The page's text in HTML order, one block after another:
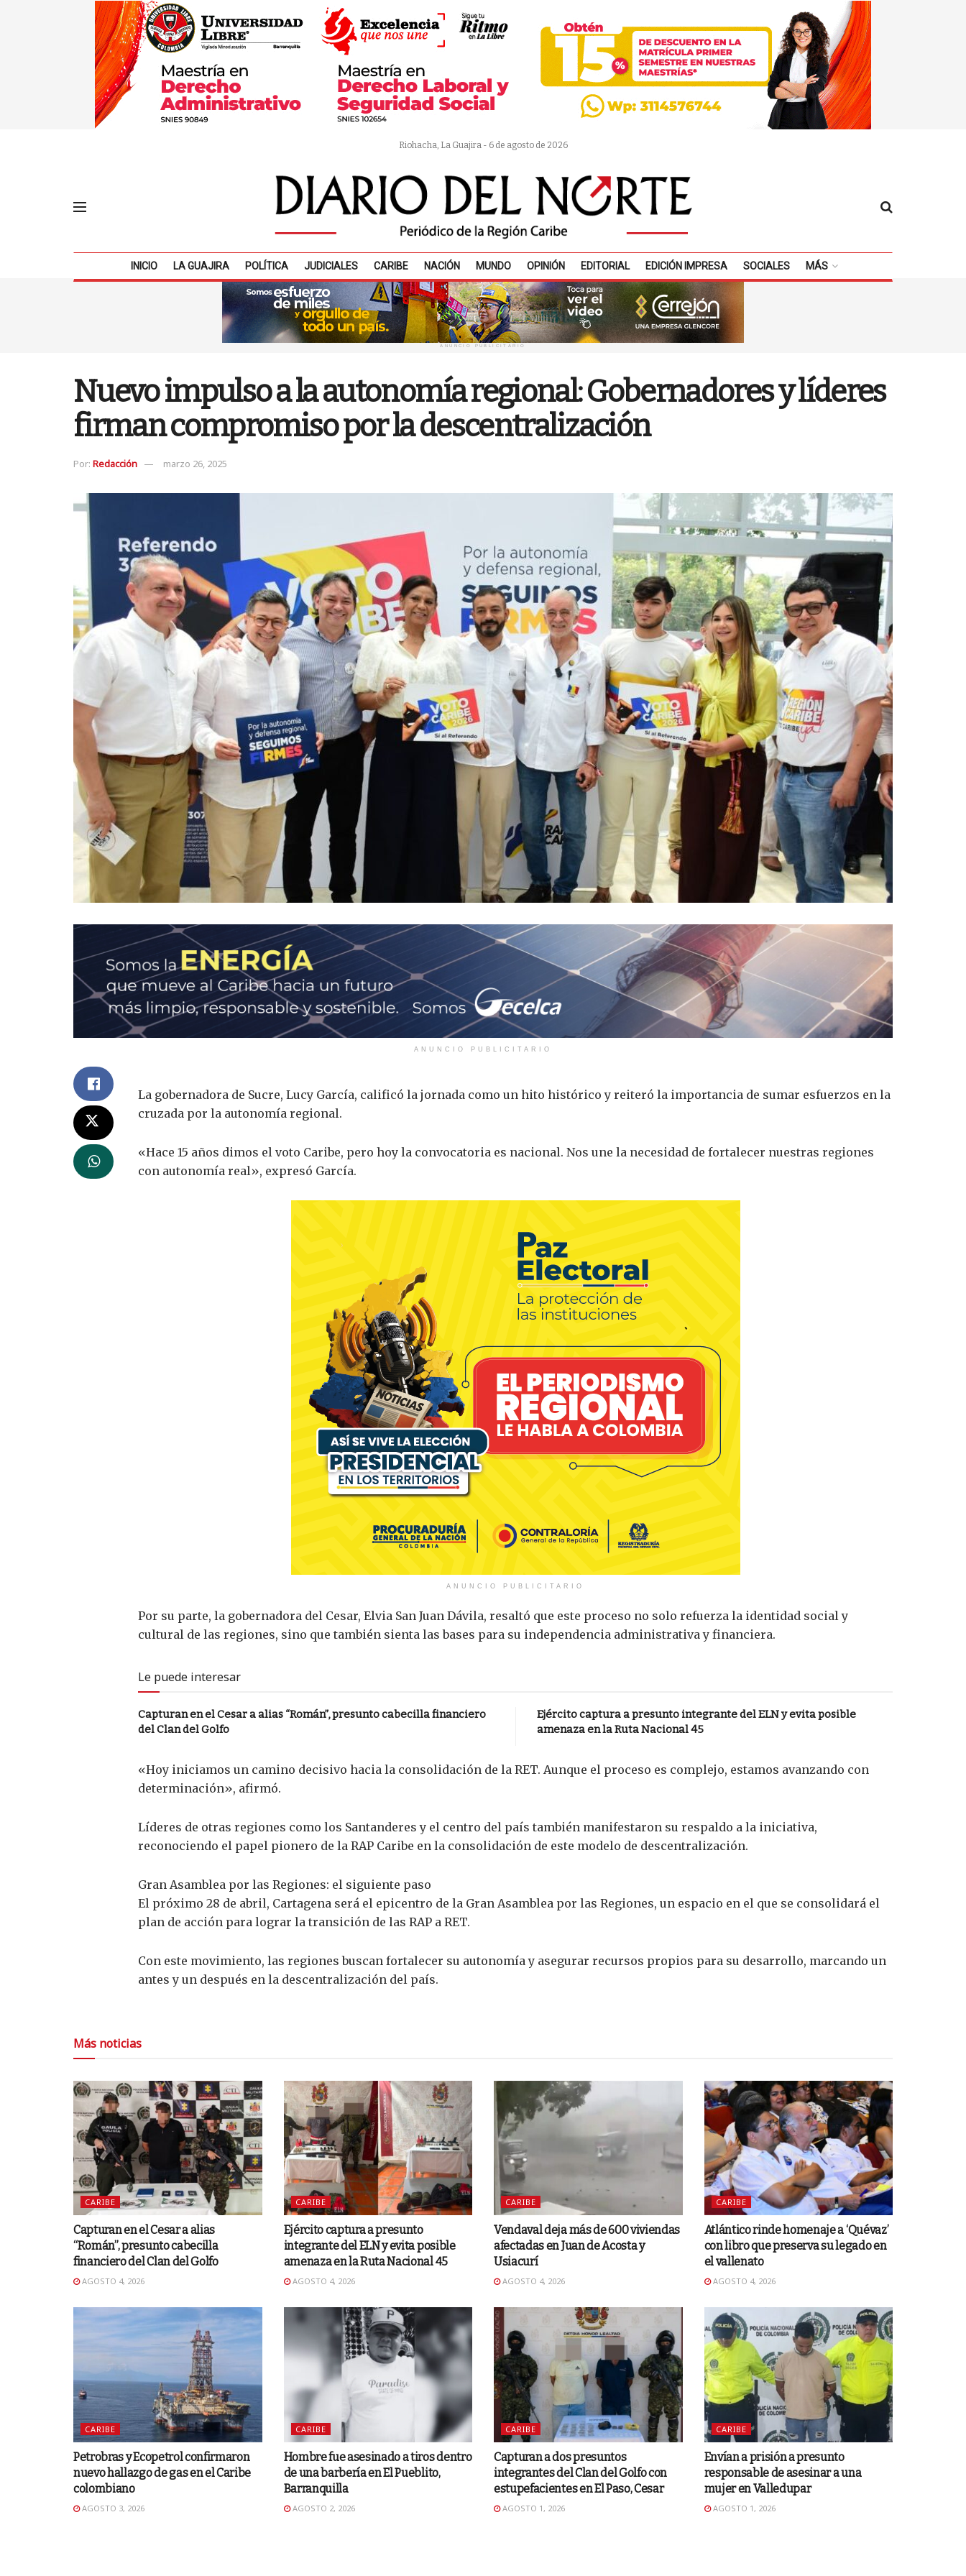
Riohacha, La Guajira - 6 de agosto de 2026
INICIO LA GUAJIRA POLÍTICA JUDICIALES CARIBE NACIÓN MUNDO OPINIÓN EDITORIAL EDICIÓN IMPRESA SOCIALES MÁS
ANUNCIO PUBLICITARIO
Nuevo impulso a la autonomía regional: Gobernadores y líderes
firman compromiso por la descentralización
Por: Redacción marzo 26, 2025
ANUNCIO PUBLICITARIO
La gobernadora de Sucre, Lucy García, calificó la jornada como un hito histórico y reiteró la importancia de sumar esfuerzos en la
cruzada por la autonomía regional.
«Hace 15 años dimos el voto Caribe, pero hoy la convocatoria es nacional. Nos une la necesidad de fortalecer nuestras regiones
con autonomía real», expresó García.
ANUNCIO PUBLICITARIO
Por su parte, la gobernadora del Cesar, Elvia San Juan Dávila, resaltó que este proceso no solo refuerza la identidad social y
cultural de las regiones, sino que también sienta las bases para su independencia administrativa y financiera.
Le puede interesar
Capturan en el Cesar a alias “Román”, presunto cabecilla financiero
del Clan del Golfo
Ejército captura a presunto integrante del ELN y evita posible
amenaza en la Ruta Nacional 45
«Hoy iniciamos un camino decisivo hacia la consolidación de la RET. Aunque el proceso es complejo, estamos avanzando con
determinación», afirmó.
Líderes de otras regiones como los Santanderes y el centro del país también manifestaron su respaldo a la iniciativa,
reconociendo el papel pionero de la RAP Caribe en la consolidación de este modelo de descentralización.
Gran Asamblea por las Regiones: el siguiente paso
El próximo 28 de abril, Cartagena será el epicentro de la Gran Asamblea por las Regiones, un espacio en el que se consolidará el
plan de acción para lograr la transición de las RAP a RET.
Con este movimiento, las regiones buscan fortalecer su autonomía y asegurar recursos propios para su desarrollo, marcando un
antes y un después en la descentralización del país.
Más noticias
CARIBE
Capturan en el Cesar a alias
“Román”, presunto cabecilla
financiero del Clan del Golfo
AGOSTO 4, 2026
CARIBE
Ejército captura a presunto
integrante del ELN y evita posible
amenaza en la Ruta Nacional 45
AGOSTO 4, 2026
CARIBE
Vendaval deja más de 600 viviendas
afectadas en Juan de Acosta y
Usiacurí
AGOSTO 4, 2026
CARIBE
Atlántico rinde homenaje a ‘Quévaz’
con libro que preserva su legado en
el vallenato
AGOSTO 4, 2026
CARIBE
Petrobras y Ecopetrol confirmaron
nuevo hallazgo de gas en el Caribe
colombiano
AGOSTO 3, 2026
CARIBE
Hombre fue asesinado a tiros dentro
de una barbería en El Pueblito,
Barranquilla
AGOSTO 2, 2026
CARIBE
Capturan a dos presuntos
integrantes del Clan del Golfo con
estupefacientes en El Paso, Cesar
AGOSTO 1, 2026
CARIBE
Envían a prisión a presunto
responsable de asesinar a una
mujer en Valledupar
AGOSTO 1, 2026